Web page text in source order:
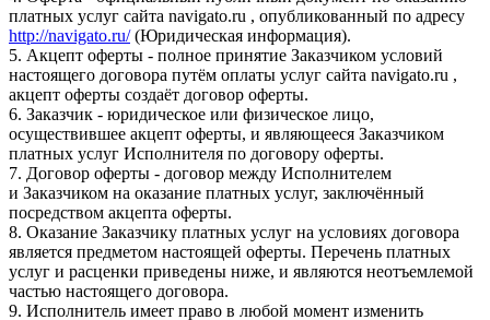
платных услуг сайта navigato.ru , опубликованный по адресу
http://navigato.ru/(Юридическая информация).
5. Акцепт оферты - полное принятие Заказчиком условий
настоящего договора путём оплаты услуг сайта navigato.ru ,
акцепт оферты создаёт договор оферты.
6. Заказчик - юридическое или физическое лицо,
осуществившее акцепт оферты, и являющееся Заказчиком
платных услуг Исполнителя по договору оферты.
7. Договор оферты - договор между Исполнителем
и Заказчиком на оказание платных услуг, заключённый
посредством акцепта оферты.
8. Оказание Заказчику платных услуг на условиях договора
является предметом настоящей оферты. Перечень платных
услуг и расценки приведены ниже, и являются неотъемлемой
частью настоящего договора.
9. Исполнитель имеет право в любой момент изменить